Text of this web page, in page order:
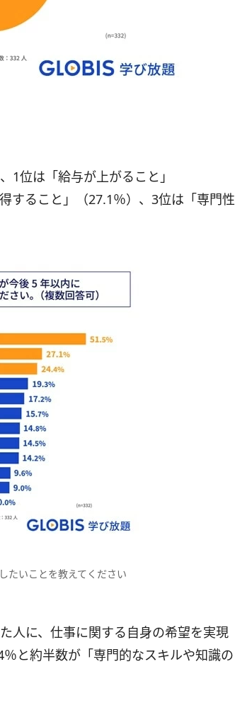
1位は「給与が上がること」
すること」（27.1％）、3位は「専門性
たいことを教えてください
人に、仕事に関する自身の希望を実現
と約半数が「専門的なスキルや知識の